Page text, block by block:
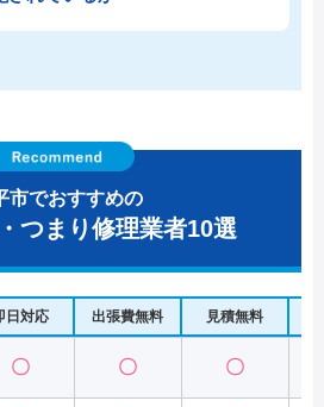
市でおすすめの
つまり修理業者10選
日対応 出張費無料 見積無料
〇 〇 〇